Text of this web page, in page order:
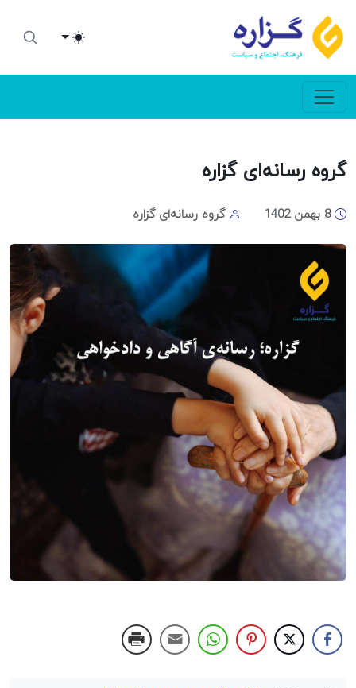
Toggle theme
گروه رسانه‌ای گزاره
8 بهمن 1402 گروه رسانه‌ای گزاره